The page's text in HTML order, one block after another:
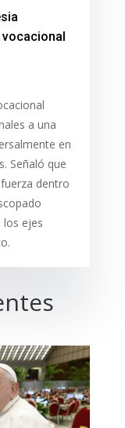
a una
en
Señaló que
dentro
los ejes